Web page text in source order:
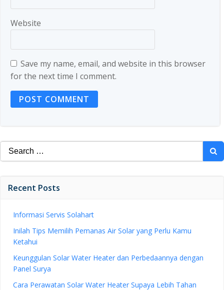
Website
Save my name, email, and website in this browser
for the next time I comment.
Search
for:
Recent Posts
Informasi Servis Solahart
Inilah Tips Memilih Pemanas Air Solar yang Perlu Kamu
Ketahui
Keunggulan Solar Water Heater dan Perbedaannya dengan
Panel Surya
Cara Perawatan Solar Water Heater Supaya Lebih Tahan